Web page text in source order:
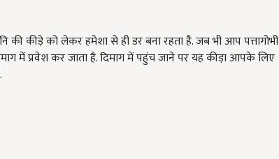
की कीड़े को लेकर हमेशा से ही डर बना रहता है. जब भी आप पत्तागोभी
में प्रवेश कर जाता है. दिमाग में पहुंच जाने पर यह कीड़ा आपके लिए